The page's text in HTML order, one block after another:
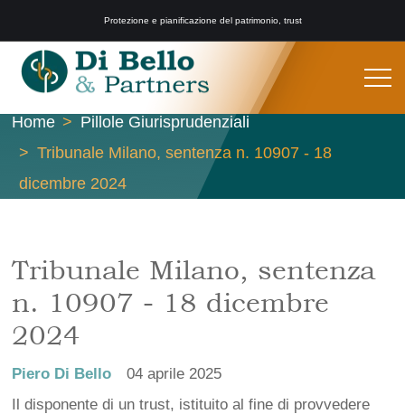
Protezione e pianificazione del patrimonio, trust
Home
Pillole Giurisprudenziali
Tribunale Milano, sentenza n. 10907 - 18
dicembre 2024
Tribunale Milano, sentenza
n. 10907 - 18 dicembre
2024
Piero Di Bello
04 aprile 2025
Il disponente di un trust, istituito al fine di provvedere